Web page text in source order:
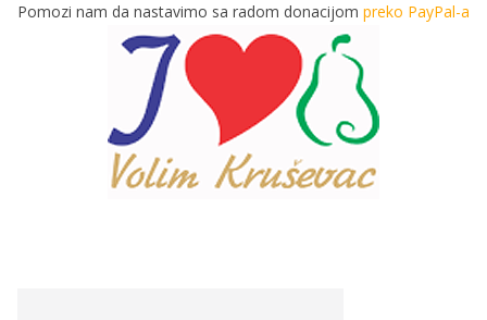
Pomozi nam da nastavimo sa radom donacijom preko PayPal-a